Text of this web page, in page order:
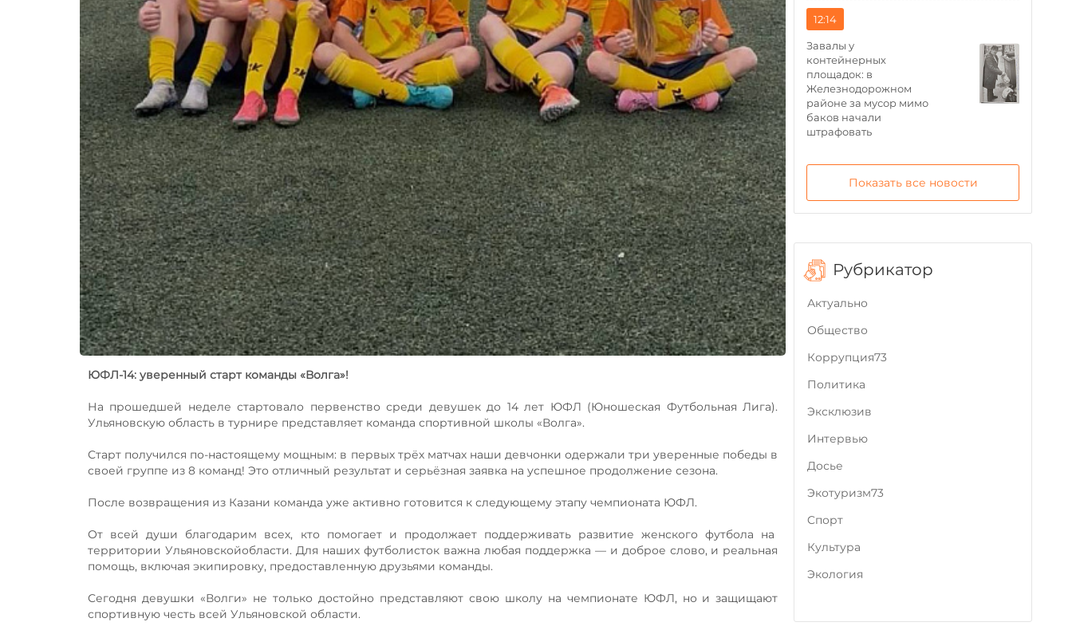
ЮФЛ-14: уверенный старт команды «Волга»!
На прошедшей неделе стартовало первенство среди девушек до 14 лет ЮФЛ (Юношеская Футбольная Лига).
Ульяновскую область в турнире представляет команда спортивной школы «Волга».
Старт получился по-настоящему мощным: в первых трёх матчах наши девчонки одержали три уверенные победы в
своей группе из 8 команд! Это отличный результат и серьёзная заявка на успешное продолжение сезона.
После возвращения из Казани команда уже активно готовится к следующему этапу чемпионата ЮФЛ.
От всей души благодарим всех, кто помогает и продолжает поддерживать развитие женского футбола на
территории Ульяновскойобласти. Для наших футболисток важна любая поддержка — и доброе слово, и реальная
помощь, включая экипировку, предоставленную друзьями команды.
Сегодня девушки «Волги» не только достойно представляют свою школу на чемпионате ЮФЛ, но и защищают
спортивную честь всей Ульяновской области.
12:14
Завалы у
контейнерных
площадок: в
Железнодорожном
районе за мусор мимо
баков начали
штрафовать
Показать все новости
Рубрикатор
Актуально
Общество
Коррупция73
Политика
Эксклюзив
Интервью
Досье
Экотуризм73
Cпорт
Культура
Экология